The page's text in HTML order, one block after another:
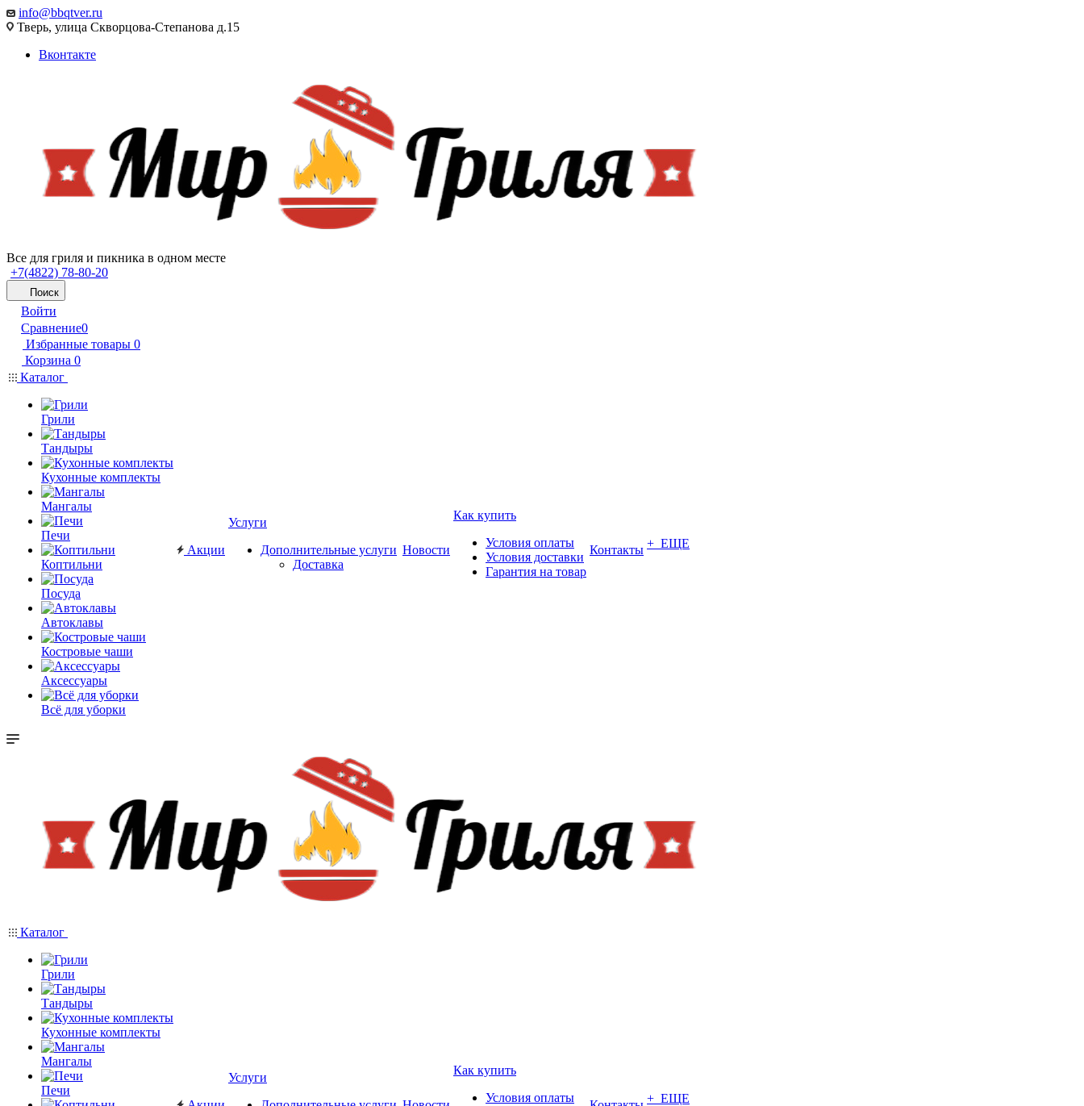
info@bbqtver.ru
Тверь, улица Скворцова-Степанова д.15
Вконтакте
Все для гриля и пикника в одном месте
+7(4822) 78-80-20
Поиск
Войти
Сравнение0
Избранные товары 0
Корзина 0
Каталог
Грили
Тандыры
Кухонные комплекты
Мангалы
Печи
Коптильни
Посуда
Автоклавы
Костровые чаши
Аксессуары
Всё для уборки
Акции
Услуги
Дополнительные услуги
Доставка
Новости
Как купить
Условия оплаты
Условия доставки
Гарантия на товар
Контакты + ЕЩЕ
Каталог
Грили
Тандыры
Кухонные комплекты
Мангалы
Печи
Услуги
Как купить
Условия оплаты
+ ЕЩЕ